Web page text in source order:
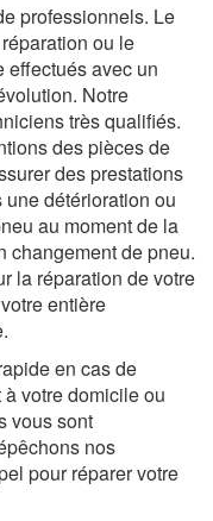
professionnels. Le
ou le
effectués avec un
Notre
très qualifiés.
des pièces de
des prestations
détérioration ou
au moment de la
changement de pneu.
la réparation de votre
entière
en cas de
votre domicile ou
vous sont
nos
pour réparer votre